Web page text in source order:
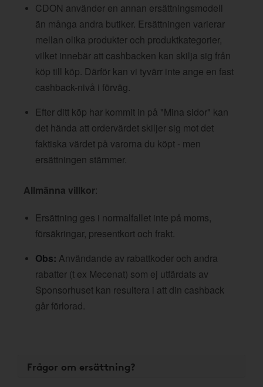
CDON använder en annan ersättningsmodell
än många andra butiker. Ersättningen varierar
mellan olika produkter och produktkategorier,
vilket innebär att cashbacken kan skilja sig från
köp till köp. Därför kan vi tyvärr inte ange en fast
cashback-nivå i förväg.
Efter ditt köp har kommit in på "Mina sidor" kan
det hända att ordervärdet skiljer sig mot det
faktiska värdet på varorna du köpt - men
ersättningen stämmer.
Allmänna villkor:
Ersättning ges i normalfallet inte på moms,
försäkringar, presentkort och frakt.
Obs: Användande av rabattkoder och andra
rabatter (t ex Mecenat) som ej utfärdats av
Sponsorhuset kan resultera i att din cashback
går förlorad.
Frågor om ersättning?